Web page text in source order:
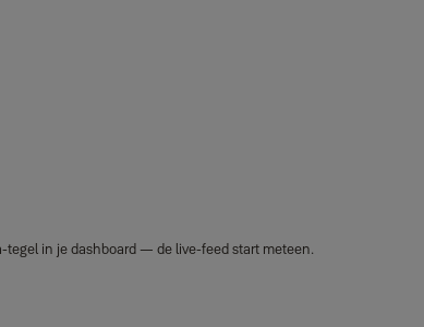
in je dashboard — de live‑feed start meteen.